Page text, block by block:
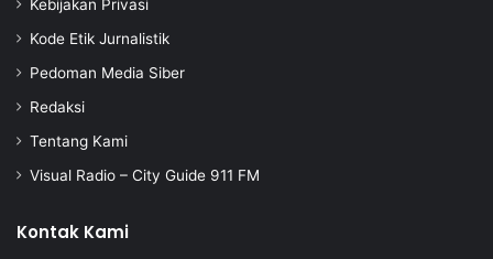
Kebijakan Privasi
Kode Etik Jurnalistik
Pedoman Media Siber
Redaksi
Tentang Kami
Visual Radio – City Guide 911 FM
Kontak Kami